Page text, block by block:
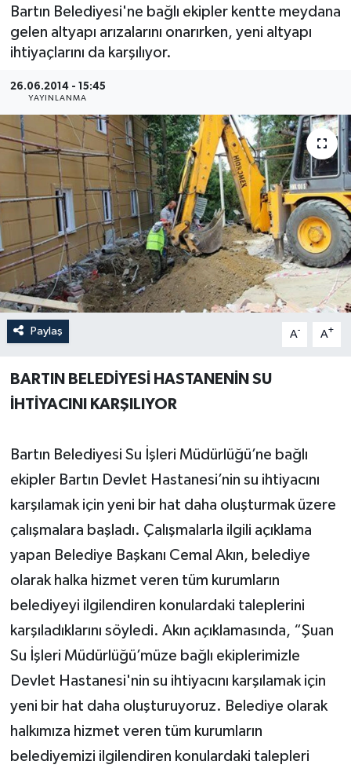
Bartın Belediyesi'ne bağlı ekipler kentte meydana
gelen altyapı arızalarını onarırken, yeni altyapı
ihtiyaçlarını da karşılıyor.
26.06.2014 - 15:45
YAYINLANMA
Paylaş A- A+
BARTIN BELEDİYESİ HASTANENİN SU
İHTİYACINI KARŞILIYOR
Bartın Belediyesi Su İşleri Müdürlüğü’ne bağlı
ekipler Bartın Devlet Hastanesi’nin su ihtiyacını
karşılamak için yeni bir hat daha oluşturmak üzere
çalışmalara başladı. Çalışmalarla ilgili açıklama
yapan Belediye Başkanı Cemal Akın, belediye
olarak halka hizmet veren tüm kurumların
belediyeyi ilgilendiren konulardaki taleplerini
karşıladıklarını söyledi. Akın açıklamasında, “Şuan
Su İşleri Müdürlüğü’müze bağlı ekiplerimizle
Devlet Hastanesi'nin su ihtiyacını karşılamak için
yeni bir hat daha oluşturuyoruz. Belediye olarak
halkımıza hizmet veren tüm kurumların
belediyemizi ilgilendiren konulardaki talepleri
Medya
Sivil Toplum
Siyaset
Spor
Tarım
Turizm
Yerel Yönetimler